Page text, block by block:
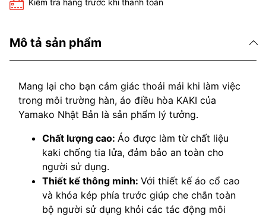
Kiểm tra hàng trước khi thanh toán
Mô tả sản phẩm
Mang lại cho bạn cảm giác thoải mái khi làm việc
trong môi trường hàn, áo điều hòa KAKI của
Yamako Nhật Bản là sản phẩm lý tưởng.
Chất lượng cao: Áo được làm từ chất liệu
kaki chống tia lửa, đảm bảo an toàn cho
người sử dụng.
Thiết kế thông minh: Với thiết kế áo cổ cao
và khóa kép phía trước giúp che chắn toàn
bộ người sử dụng khỏi các tác động môi